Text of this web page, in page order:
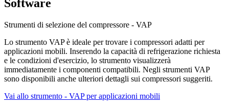
Software
Strumenti di selezione del compressore - VAP
Lo strumento VAP è ideale per trovare i compressori adatti per
applicazioni mobili. Inserendo la capacità di refrigerazione richiesta
e le condizioni d'esercizio, lo strumento visualizzerà
immediatamente i componenti compatibili. Negli strumenti VAP
sono disponibili anche ulteriori dettagli sui compressori suggeriti.
Vai allo strumento - VAP per applicazioni mobili